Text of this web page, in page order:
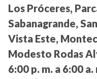
Los Próceres,
Sabanagrande,
Vista Este,
Modesto Rodas
6:00 p. m. a 6:00 a.